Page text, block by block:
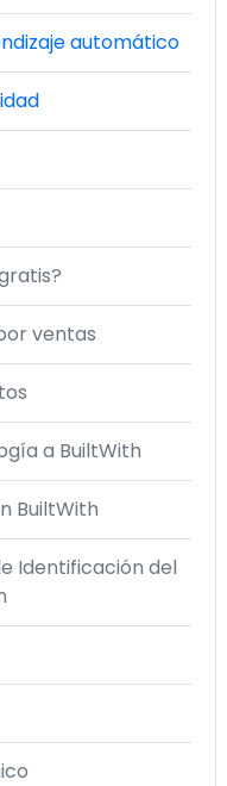
automático
ventas
a BuiltWith
BuiltWith
Identificación del